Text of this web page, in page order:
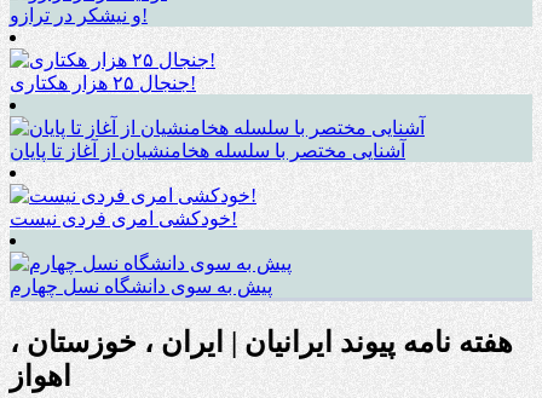
و نیشکر در ترازو!
جنجال ۲۵ هزار هکتاری!
آشنایی مختصر با سلسله هخامنشیان از آغاز تا پایان
خودکشی امری فردی نیست!
پیش به سوی دانشگاه نسل چهارم
هفته نامه پیوند ایرانیان | ایران ، خوزستان ،
اهواز